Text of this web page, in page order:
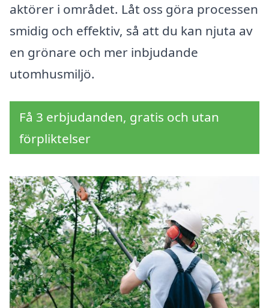
aktörer i området. Låt oss göra processen
smidig och effektiv, så att du kan njuta av
en grönare och mer inbjudande
utomhusmiljö.
Få 3 erbjudanden, gratis och utan
förpliktelser